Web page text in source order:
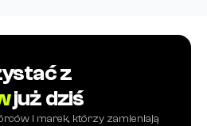
z
już dziś
i marek, którzy zamieniają